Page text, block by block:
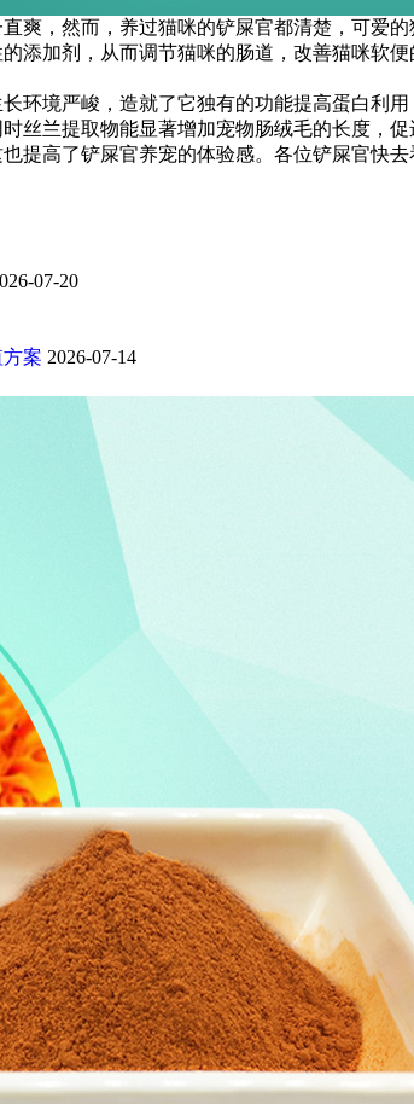
爽，然而，养过猫咪的铲屎官都清楚，可爱
添加剂，从而调节猫咪的肠道，改善猫咪软
环境严峻，造就了它独有的功能提高蛋白利
兰提取物能显著增加宠物肠绒毛的长度，
提高了铲屎官养宠的体验感。各位铲屎官快
07-20
案 2026-07-14